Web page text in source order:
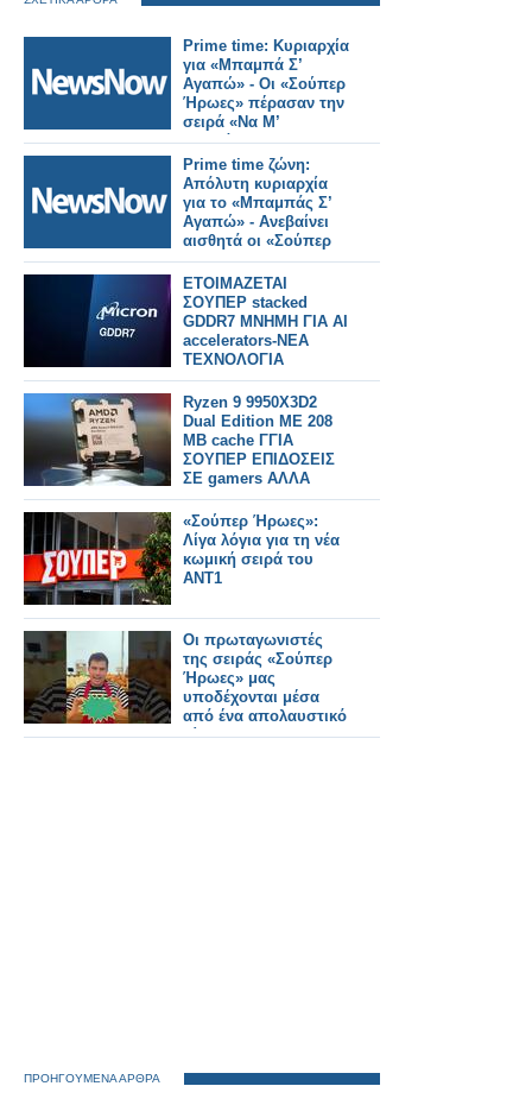
Prime time: Κυριαρχία
για «Μπαμπά Σ’
Αγαπώ» - Οι «Σούπερ
Ήρωες» πέρασαν την
σειρά «Να Μ’
Αγαπάς»
Prime time ζώνη:
Απόλυτη κυριαρχία
για το «Μπαμπάς Σ’
Αγαπώ» - Ανεβαίνει
αισθητά οι «Σούπερ
Ήρωες»
ΕΤΟΙΜΑΖΕΤΑΙ
ΣΟΥΠΕΡ stacked
GDDR7 ΜΝΗΜΗ ΓΙΑ AI
accelerators-ΝΕΑ
ΤΕΧΝΟΛΟΓΙΑ
Ryzen 9 9950X3D2
Dual Edition ΜΕ 208
MB cache ΓΓΙΑ
ΣΟΥΠΕΡ ΕΠΙΔΟΣΕΙΣ
ΣΕ gamers ΑΛΛΑ
ΚΑΙcreators
«Σούπερ Ήρωες»:
Λίγα λόγια για τη νέα
κωμική σειρά του
ΑΝΤ1
Οι πρωταγωνιστές
της σειράς «Σούπερ
Ήρωες» μας
υποδέχονται μέσα
από ένα απολαυστικό
βίντεο...
ΠΡΟΗΓΟΥΜΕΝΑ ΑΡΘΡΑ